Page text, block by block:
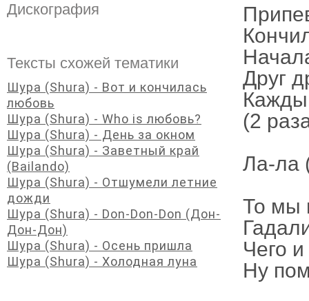
Друг
(2
Ла-ла
То мы
Чего
Ну
Дискография
Тексты схожей тематики
Шура (Shura) - Вот и кончилась
любовь
Шура (Shura) - Who is любовь?
Шура (Shura) - День за окном
Шура (Shura) - Заветный край
(Bailando)
Шура (Shura) - Отшумели летние
дожди
Шура (Shura) - Don-Don-Don (Дон-
Дон-Дон)
Шура (Shura) - Осень пришла
Шура (Shura) - Холодная луна